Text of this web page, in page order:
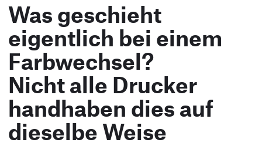
Was geschieht
eigentlich bei einem
Farbwechsel?
Nicht alle Drucker
handhaben dies auf
dieselbe Weise